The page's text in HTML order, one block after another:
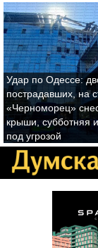
Удар по Одессе:
пострадавших, на
«Черноморец»
крыши, субботняя
под угрозой